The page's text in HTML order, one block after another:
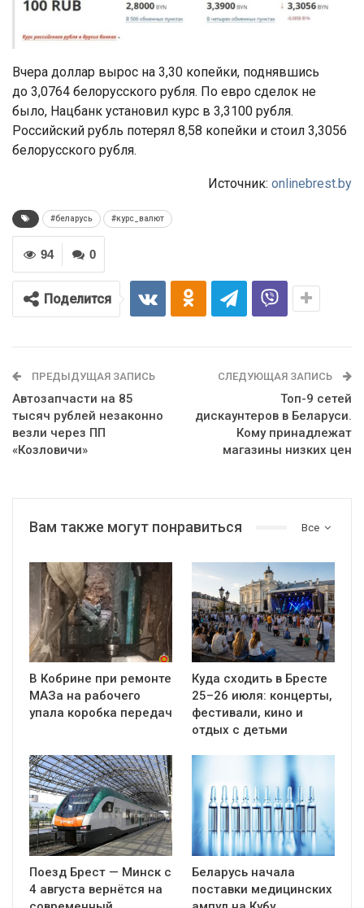
Вчера доллар вырос на 3,30 копейки, поднявшись
до 3,0764 белорусского рубля. По евро сделок не
было, Нацбанк установил курс в 3,3100 рубля.
Российский рубль потерял 8,58 копейки и стоил 3,3056
белорусского рубля.
Источник: onlinebrest.by
#беларусь #курс_валют
0
94
Поделится
ПРЕДЫДУЩАЯ ЗАПИСЬ
Автозапчасти на 85
тысяч рублей незаконно
везли через ПП
«Козловичи»
СЛЕДУЮЩАЯ ЗАПИСЬ
Топ-9 сетей
дискаунтеров в Беларуси.
Кому принадлежат
магазины низких цен
Все
Вам также могут понравиться
В Кобрине при ремонте
МАЗа на рабочего
упала коробка передач
Куда сходить в Бресте
25–26 июля: концерты,
фестивали, кино и
отдых с детьми
Поезд Брест — Минск с
4 августа вернётся на
Беларусь начала
поставки медицинских